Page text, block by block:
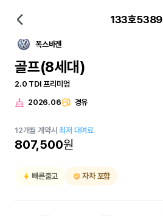
133호5389
폭스바겐
골프(8세대)
2.0 TDI 프리미엄
2026.06 경유
12개월 계약시최저 대여료
807,500원
빠른출고 자차 포함